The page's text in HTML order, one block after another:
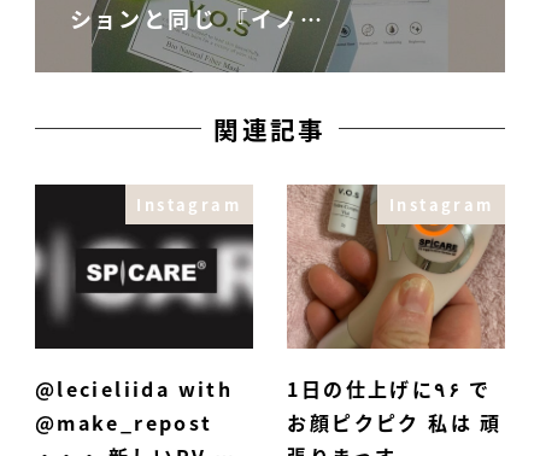
ションと同じ 『イノ…
関連記事
Instagram
@lecieliida with
@make_repost
Instagram
1日の仕上げに٩۶ で
お顔ピクピク 私は️ 頑